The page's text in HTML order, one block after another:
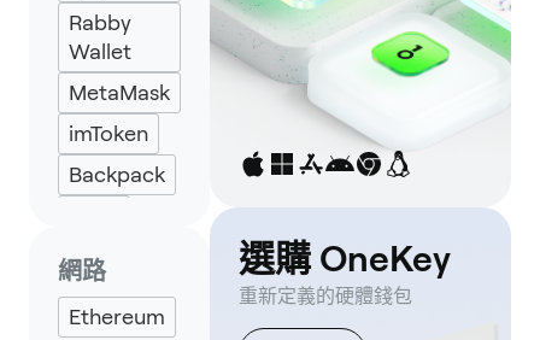
Rabby
Wallet
MetaMask
imToken
Backpack
Eternl
網路
Ethereum
選購 OneKey
重新定義的硬體錢包